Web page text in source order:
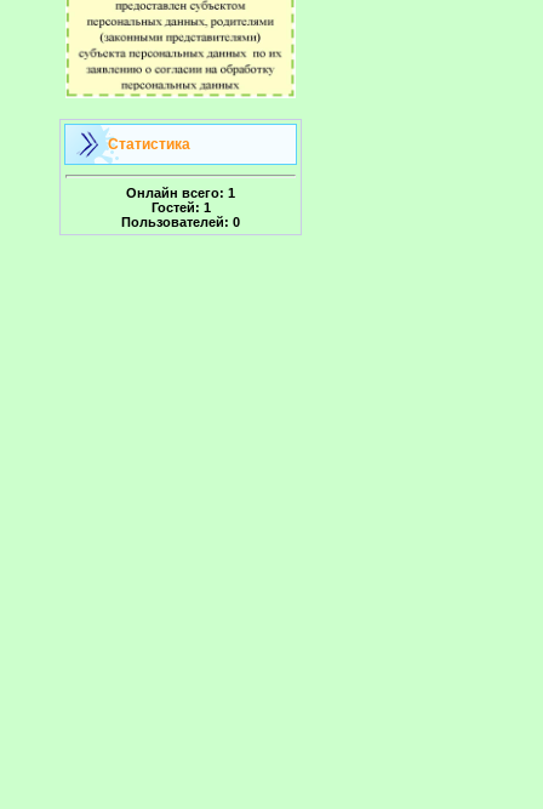
Статистика
Онлайн всего: 1
Гостей: 1
Пользователей: 0